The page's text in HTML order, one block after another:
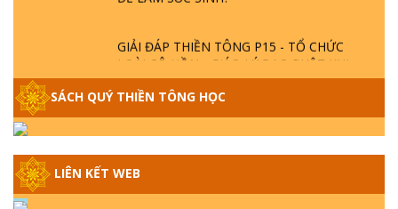
GIẢI ĐÁP THIỀN TÔNG P15 - TỔ CHỨC
LOÀI CÔ HỒN - GIÁO LÝ ĐẠO PHẬT KHI
NÀO XUẤT BẢN
NGUỒN GỐC ÂM LỊCH DƯƠNG LỊCH -
TẦNG BÌNH LƯU LỚN ĐẾN ĐÂU
SÁCH QUÝ THIỀN TÔNG HỌC
LIÊN KẾT WEB